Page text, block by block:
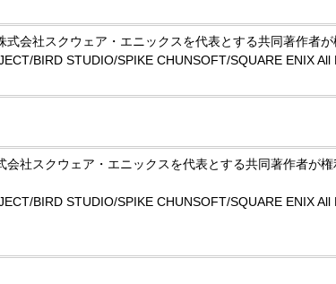
式会社スクウェア・エニックスを代表とする共同著作者
BIRD STUDIO/SPIKE CHUNSOFT/SQUARE ENIX All
会社スクウェア・エニックスを代表とする共同著作者が
BIRD STUDIO/SPIKE CHUNSOFT/SQUARE ENIX All